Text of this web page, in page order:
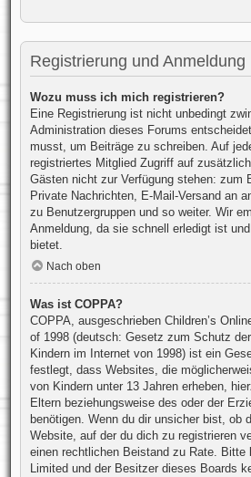
Registrierung und Anmeldung
Wozu muss ich mich registrieren?
Eine Registrierung ist nicht unbedingt
Administration dieses Forums
musst, um Beiträge zu schreiben. Auf
registriertes Mitglied Zugriff auf
Gästen nicht zur Verfügung stehen: zum
Private Nachrichten, E-Mail-Versand an
zu Benutzergruppen und so weiter. Wir
Anmeldung, da sie schnell erledigt ist
bietet.
Nach oben
Was ist COPPA?
COPPA, ausgeschrieben Children’s
of 1998 (deutsch: Gesetz zum Schutz
Kindern im Internet von 1998) ist ein
festlegt, dass Websites, die
von Kindern unter 13 Jahren erheben,
Eltern beziehungsweise des oder der
benötigen. Wenn du dir unsicher bist, ob
Website, auf der du dich zu registrieren
einen rechtlichen Beistand zu Rate. Bitte
Limited und der Besitzer dieses Boards